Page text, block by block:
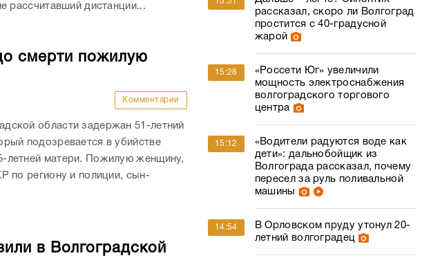
рассчитавший дистанции...
смерти пожилую
Комментарии
области задержан 51-летний
подозревается в убийстве
летней матери. Пожилую женщину,
по региону и полиции, сын-
в Волгоградской
рассказал, скоро ли Волгоград
простится с 40-градусной
жарой
15:28
«Россети Юг» увеличили
мощность электроснабжения
волгоградского торгового
центра
15:12
«Водители радуются воде как
дети»: дальнобойщик из
Волгограда рассказал, почему
пересел за руль поливальной
машины
14:54
В Орловском пруду утонул 20-
летний волгоградец